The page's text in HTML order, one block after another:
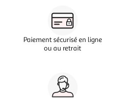
Paiement sécurisé en ligne
ou au retrait